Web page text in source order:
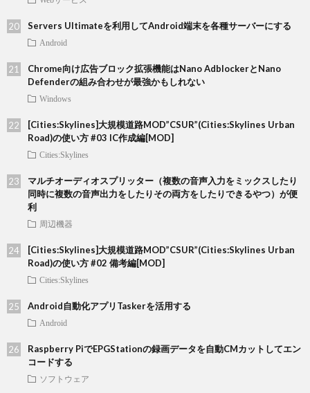
Servers Ultimateを利用してAndroid端末を各種サーバーにする
Android
Chrome向け広告ブロック拡張機能はNano AdblockerとNano
Defenderの組み合わせが最強かもしれない
Windows
[Cities:Skylines]大規模道路MOD”CSUR”(Cities:Skylines Urban
Road)の使い方 #03 IC作成編[MOD]
Cities:Skylines
マルチオーディオスプリッター（複数の音声入力をミックスしたり
同時に複数の音声出力をしたりその両方をしたりできるやつ）が便
利
周辺機器
[Cities:Skylines]大規模道路MOD”CSUR”(Cities:Skylines Urban
Road)の使い方 #02 備考編[MOD]
Cities:Skylines
Android自動化アプリTaskerを活用する
Android
Raspberry PiでEPGStationの録画データを自動CMカットしてエン
コードする
ソフトウェア